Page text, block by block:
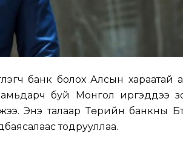
банк болох Алсын хараатай
буй Монгол иргэддээ
Энэ талаар Төрийн банкны
тодрууллаа.